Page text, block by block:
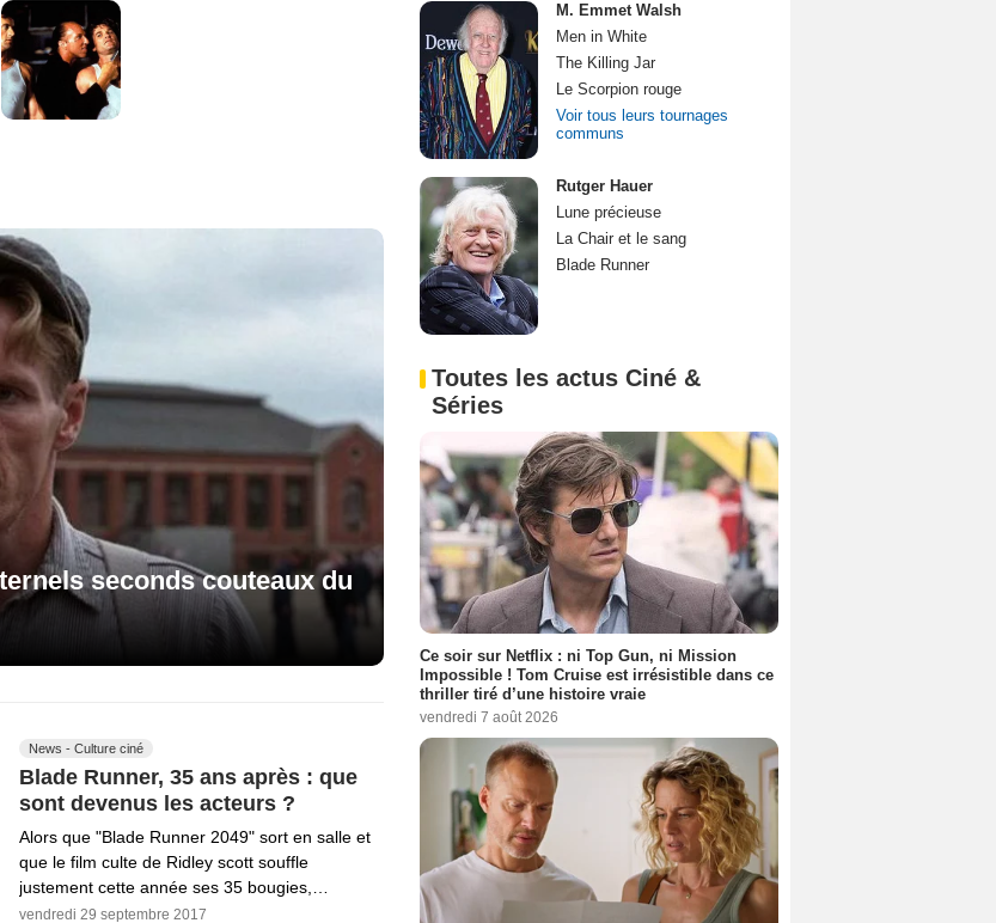
seconds couteaux du
News - Culture ciné
Blade Runner, 35 ans après : que
sont devenus les acteurs ?
Alors que "Blade Runner 2049" sort en salle et
que le film culte de Ridley scott souffle
justement cette année ses 35 bougies,…
vendredi 29 septembre 2017
M. Emmet Walsh
Men in White
The Killing Jar
Le Scorpion rouge
Voir tous leurs tournages
communs
Rutger Hauer
Lune précieuse
La Chair et le sang
Blade Runner
Toutes les actus Ciné &
Séries
Ce soir sur Netflix : ni Top Gun, ni Mission
Impossible ! Tom Cruise est irrésistible dans ce
thriller tiré d’une histoire vraie
vendredi 7 août 2026